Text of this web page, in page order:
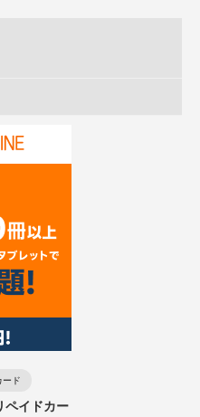
ード
ペイドカー